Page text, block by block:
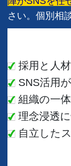
さい。個別相
採用と人
SNS活用
組織の一
理念浸透
自立した